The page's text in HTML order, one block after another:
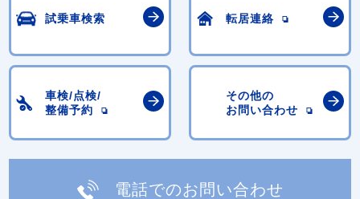
試乗車検索 転居連絡
車検/点検/
整備予約
その他の
お問い合わせ
電話でのお問い合わせ